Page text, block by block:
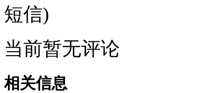
短信)
当前暂无评论
相关信息